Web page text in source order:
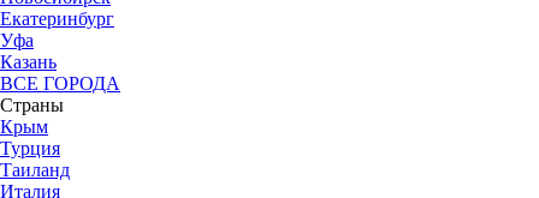
Екатеринбург
Уфа
Казань
ВСЕ ГОРОДА
Страны
Крым
Турция
Таиланд
Италия